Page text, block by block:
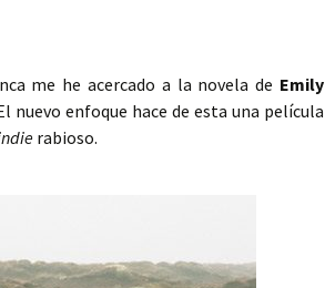
me he acercado a la novela de Emily
nuevo enfoque hace de esta una película
rabioso.